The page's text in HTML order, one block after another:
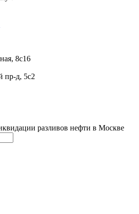
8с16
пр-д, 5с2
разливов нефти в Москве